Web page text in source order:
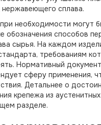
нержавеющего сплава.
необходимости могут
обозначения способов
сырья. На каждом
требованиям
Нормативный документ
сферу применения,
Детальнее о
крепежа из
разделе.